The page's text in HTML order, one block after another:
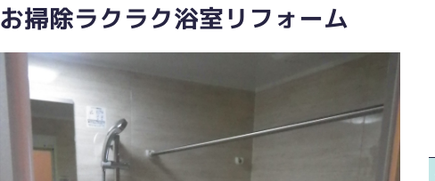
お掃除ラクラク浴室リフォーム